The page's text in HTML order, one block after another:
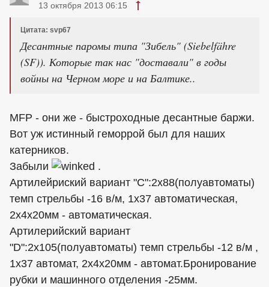
13 октября 2013 06:15
Цитата: svp67
Десантные паромы типа "Зибель" (Siebelfähre
(SF)). Которые так нас "доставали" в годы
войны на Черном море и на Балтике..
MFP - они же - быстроходные десантные баржи.
Вот уж истинный геморрой был для наших
катерников.
Забыли
.
Артилейриский вариант "C":2х88(полуавтоматы)
темп стрельбы -16 в/м, 1х37 автоматическая,
2х4х20мм - автоматическая.
Артилерийский вариант
"D":2х105(полуавтоматы) темп стрельбы -12 в/м ,
1х37 автомат, 2х4х20мм - автомат.Бронирование
рубки и машинного отделения -25мм.